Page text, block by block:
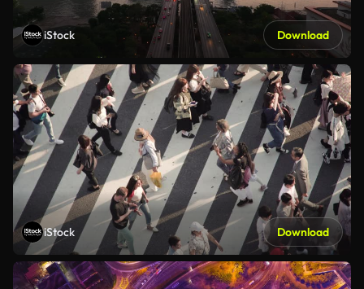
iStock Download
iStock Download